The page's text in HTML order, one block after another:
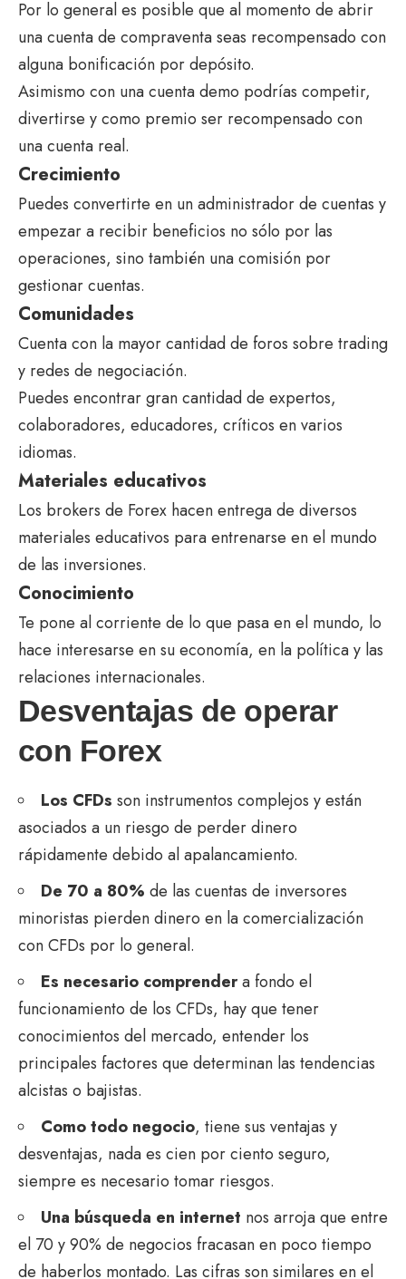
Por lo general es posible que al momento de abrir
una cuenta de compraventa seas recompensado con
alguna bonificación por depósito.
Asimismo con una cuenta demo podrías competir,
divertirse y como premio ser recompensado con
una cuenta real.
Crecimiento
Puedes convertirte en un administrador de cuentas y
empezar a recibir beneficios no sólo por las
operaciones, sino también una comisión por
gestionar cuentas.
Comunidades
Cuenta con la mayor cantidad de foros sobre trading
y redes de negociación.
Puedes encontrar gran cantidad de expertos,
colaboradores, educadores, críticos en varios
idiomas.
Materiales educativos
Los brokers de Forex hacen entrega de diversos
materiales educativos para entrenarse en el mundo
de las inversiones.
Conocimiento
Te pone al corriente de lo que pasa en el mundo, lo
hace interesarse en su economía, en la política y las
relaciones internacionales.
Desventajas de operar
con Forex
Los CFDs son instrumentos complejos y están
asociados a un riesgo de perder dinero
rápidamente debido al apalancamiento.
De 70 a 80% de las cuentas de inversores
minoristas pierden dinero en la comercialización
con CFDs por lo general.
Es necesario comprendera fondo el
funcionamiento de los CFDs, hay que tener
conocimientos del mercado, entender los
principales factores que determinan las tendencias
alcistas o bajistas.
Como todo negocio, tiene sus ventajas y
desventajas, nada es cien por ciento seguro,
siempre es necesario tomar riesgos.
Una búsqueda en internet nos arroja que entre
el 70 y 90% de negocios fracasan en poco tiempo
de haberlos montado. Las cifras son similares en el